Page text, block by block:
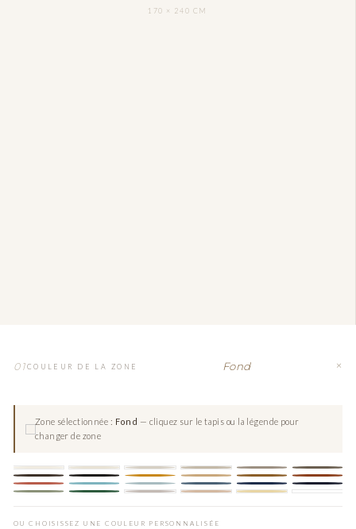
170 × 240 CM
01COULEUR DE LA ZONE Fond
Zone sélectionnée : Fond — cliquez sur le tapis ou la légende pour
changer de zone
OU CHOISISSEZ UNE COULEUR PERSONNALISÉE